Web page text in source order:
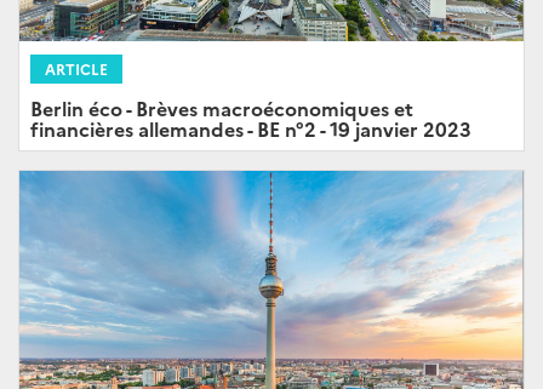
ARTICLE
Berlin éco - Brèves macroéconomiques et
financières allemandes - BE n°2 - 19 janvier 2023